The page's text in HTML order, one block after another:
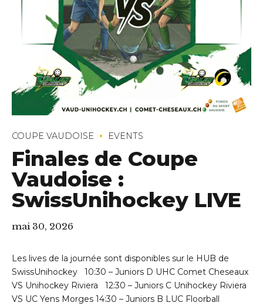
COUPE VAUDOISE EVENTS
Finales de Coupe
Vaudoise :
SwissUnihockey LIVE
mai 30, 2026
Les lives de la journée sont disponibles sur le HUB de
SwissUnihockey 10:30 – Juniors D UHC Comet Cheseaux
VS Unihockey Riviera 12:30 – Juniors C Unihockey Riviera
VS UC Yens Morges 14:30 – Juniors B LUC Floorball